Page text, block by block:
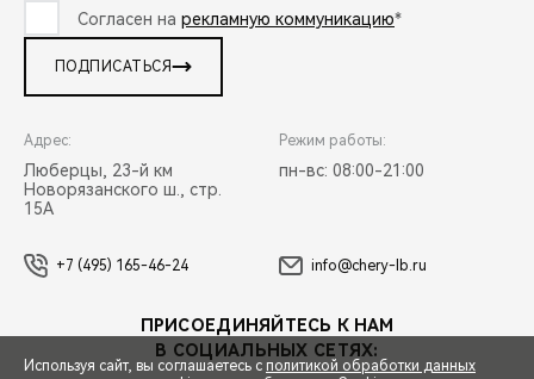
Согласен на рекламную коммуникацию*
ПОДПИСАТЬСЯ
Адрес:
Люберцы, 23-й км
Новорязанского ш., стр.
15А
Режим работы:
пн-вс: 08:00-21:00
+7 (495) 165-46-24 info@chery-lb.ru
ПРИСОЕДИНЯЙТЕСЬ К НАМ
В СОЦИАЛЬНЫХ СЕТЯХ:
Используя сайт, вы соглашаетесь с политикой обработки данных